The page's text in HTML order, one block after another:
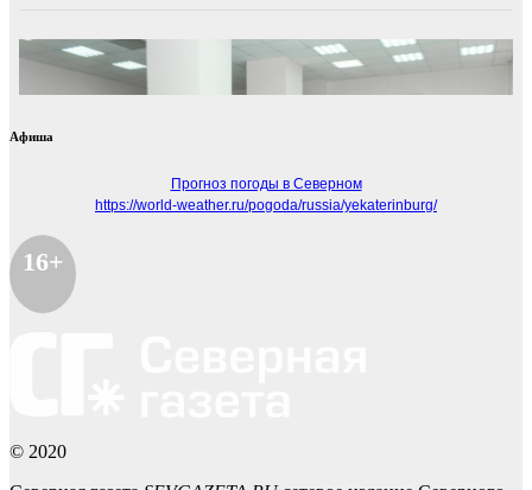
Афиша
Прогноз погоды в Северном
https://world-weather.ru/pogoda/russia/yekaterinburg/
16+
© 2020